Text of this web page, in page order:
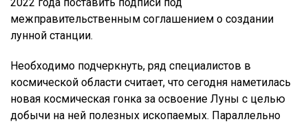
межправительственным соглашением о создании
лунной станции.
Необходимо подчеркнуть, ряд специалистов в
космической области считает, что сегодня наметилась
новая космическая гонка за освоение Луны с целью
добычи на ней полезных ископаемых. Параллельно